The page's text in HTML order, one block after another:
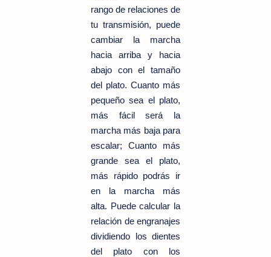
rango de relaciones de
tu transmisión, puede
cambiar la marcha
hacia arriba y hacia
abajo con el tamaño
del plato. Cuanto más
pequeño sea el plato,
más fácil será la
marcha más baja para
escalar; Cuanto más
grande sea el plato,
más rápido podrás ir
en la marcha más
alta. Puede calcular la
relación de engranajes
dividiendo los dientes
del plato con los